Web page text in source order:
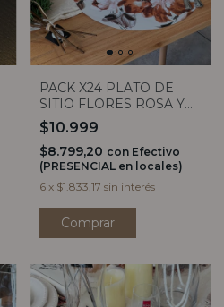
PACK X24 PLATO DE
SITIO FLORES ROSA Y
NARANJA
$10.999
$8.799,20 con Efectivo
(PRESENCIAL en locales)
6 x $1.833,17 sin interés